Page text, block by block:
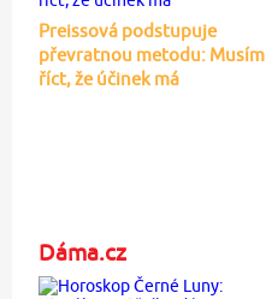
Preissová podstupuje
převratnou metodu: Musím
říct, že účinek má
Dáma.cz